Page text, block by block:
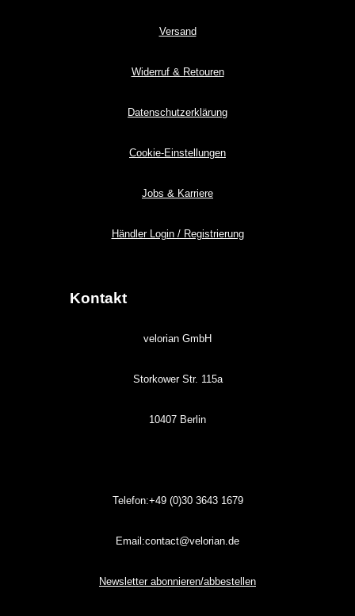
Versand
Widerruf & Retouren
Datenschutzerklärung
Cookie-Einstellungen
Jobs & Karriere
Händler Login / Registrierung
Kontakt
velorian GmbH
Storkower Str. 115a
10407 Berlin
Telefon:+49 (0)3036431679
Email:contact@velorian.de
Newsletter abonnieren/abbestellen